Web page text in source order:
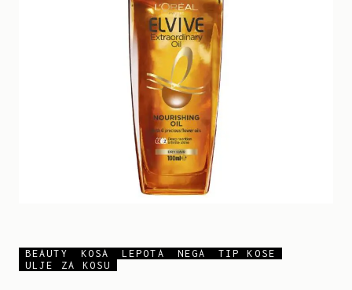
BEAUTY KOSA LEPOTA NEGA
TIP KOSE
ULJE ZA KOSU